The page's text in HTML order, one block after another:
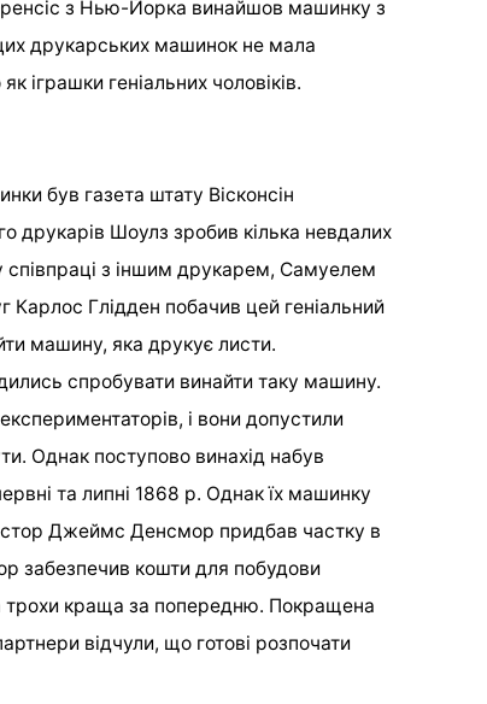
з Нью-Йорка винайшов машинку з
друкарських машинок не мала
іграшки геніальних чоловіків.
був газета штату Вісконсін
друкарів Шоулз зробив кілька невдалих
співпраці з іншим друкарем, Самуелем
Глідден побачив цей геніальний
машину, яка друкує листи.
спробувати винайти таку машину.
і вони допустили
Однак поступово винахід набув
та липні 1868 р. Однак їх машинку
Джеймс Денсмор придбав частку в
забезпечив кошти для побудови
трохи краща за попередню. Покращена
відчули, що готові розпочати